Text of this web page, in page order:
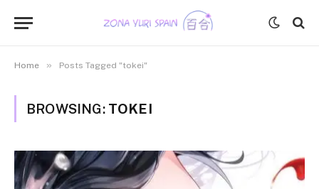
Home » Posts Tagged "tokei"
BROWSING: TOKEI